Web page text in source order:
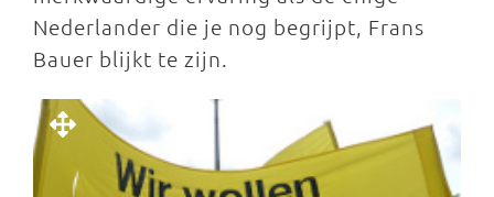
Nederlander die je nog begrijpt, Frans
Bauer blijkt te zijn.